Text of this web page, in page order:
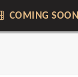
COMING SOON